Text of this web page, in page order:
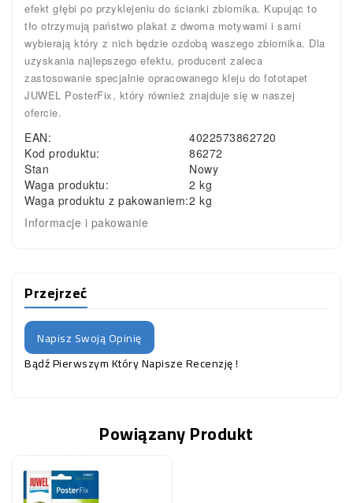
efekt głębi po przyklejeniu do ścianki zbiornika. Kupując to
tło otrzymują państwo plakat z dwoma motywami i sami
wybierają który z nich będzie ozdobą waszego zbiornika. Dla
uzyskania najlepszego efektu, producent zaleca
zastosowanie specjalnie opracowanego kleju do fototapet
JUWEL PosterFix, który również znajduje się w naszej
ofercie.
Informacje i pakowanie
EAN:
4022573862720
Kod produktu:
86272
Stan
Nowy
Waga produktu:
2 kg
Waga produktu z pakowaniem:2 kg
Przejrzeć
Napisz Swoją Opinię
Bądź Pierwszym Który Napisze Recenzję !
Powiązany Produkt